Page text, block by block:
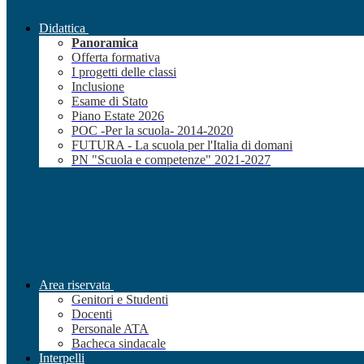
Didattica
Panoramica
Offerta formativa
I progetti delle classi
Inclusione
Esame di Stato
Piano Estate 2026
POC -Per la scuola- 2014-2020
FUTURA - La scuola per l'Italia di domani
PN "Scuola e competenze" 2021-2027
Area riservata
Genitori e Studenti
Docenti
Personale ATA
Bacheca sindacale
Interpelli